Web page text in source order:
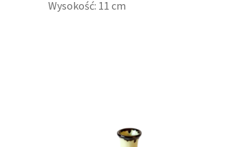
Wysokość: 11 cm